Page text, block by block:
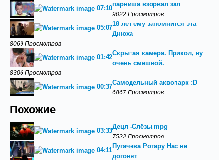
07:10
парниша взорвал зал
9022 Просмотров
05:07
18 лет ему запомнится эта
Днюха
8069 Просмотров
01:42
Скрытая камера. Прикол, ну
очень смешной.
8306 Просмотров
00:37
Самодельный аквопарк :D
6867 Просмотров
Похожие
03:33
Децл -Слёзы.mpg
7522 Просмотров
04:11
Пугачева Ротару Нас не
догонят